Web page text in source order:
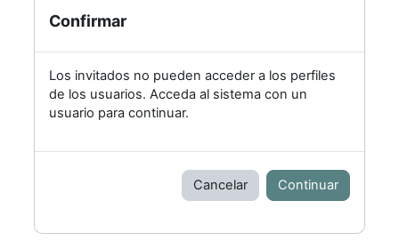
Confirmar
Los invitados no pueden acceder a los perfiles
de los usuarios. Acceda al sistema con un
usuario para continuar.
Cancelar Continuar